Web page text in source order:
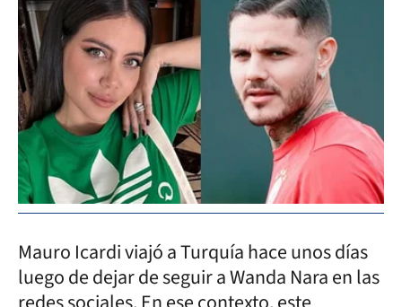
Mauro Icardi viajó a Turquía hace unos días
luego de dejar de seguir a Wanda Nara en las